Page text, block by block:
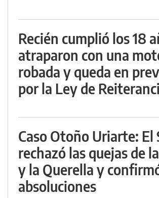
Recién cumplió los 18
atraparon con una
robada y queda en
por la Ley de
Caso Otoño Uriarte: El
rechazó las quejas de
y la Querella y
absoluciones